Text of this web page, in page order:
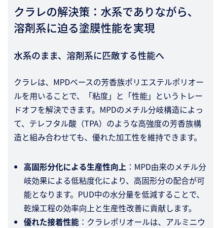
クラレの解決策：水系でありながら、
溶剤系に迫る塗膜性能を実現
水系のまま、溶剤系に匹敵する性能へ
クラレは、MPDベースの芳香族ポリエステルポリオー
ルを用いることで、「粘度」と「性能」というトレー
ドオフを解決できます。MPDのメチル分岐構造によっ
て、テレフタル酸（TPA）のような高強度の芳香族構
造と組み合わせても、優れた加工性を維持できます。
高固形分化による生産性向上 ：MPD由来のメチル分
岐効果による低粘度化により、高固形分の配合が可
能となります。PUD中の水分量を低減することで、
乾燥工程の効率向上と生産性改善に貢献します。
優れた接着性能 ：クラレポリオールは、アルミニウ